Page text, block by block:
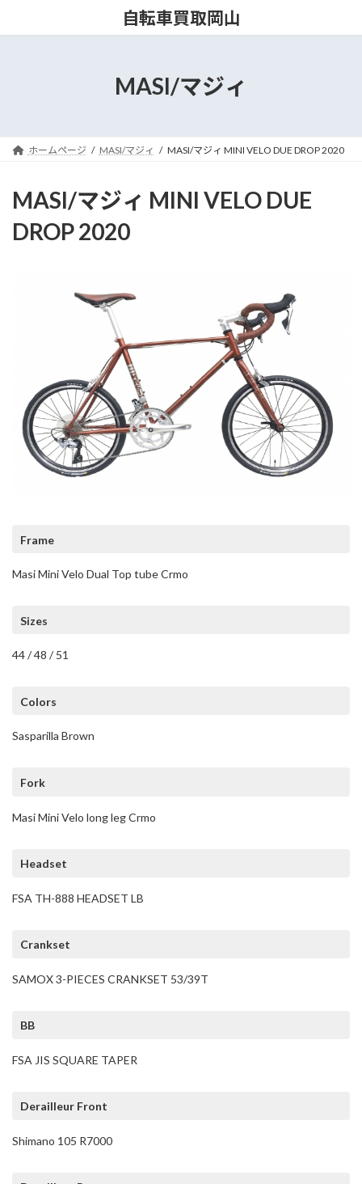
ッ
移
自転車買取岡山
MASI/マジィ
ホームページ MASI/マジィ MASI/マジィ MINI VELO DUE DROP 2020
MASI/マジィ MINI VELO DUE
DROP 2020
Frame
Masi Mini Velo Dual Top tube Crmo
Sizes
44 / 48 / 51
Colors
Sasparilla Brown
Fork
Masi Mini Velo long leg Crmo
Headset
FSA TH-888 HEADSET LB
Crankset
SAMOX 3-PIECES CRANKSET 53/39T
BB
FSA JIS SQUARE TAPER
Derailleur Front
Shimano 105 R7000